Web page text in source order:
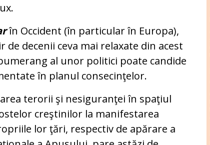
în Occident (în particular în Europa),
decenii ceva mai relaxate din acest
al unor politici poate candide
în planul consecinţelor.
terorii şi nesiguranţei în spaţiul
creştinilor la manifestarea
lor ţări, respectiv de apărare a